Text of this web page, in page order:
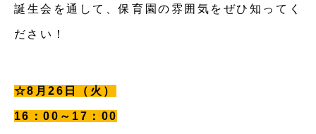
誕生会を通して、保育園の雰囲気をぜひ知ってく
ださい！
☆8月26日（火）
16：00～17：00